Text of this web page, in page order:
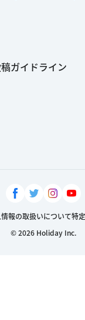
ガイドライン
報の取扱いについて特
© 2026 Holiday Inc.